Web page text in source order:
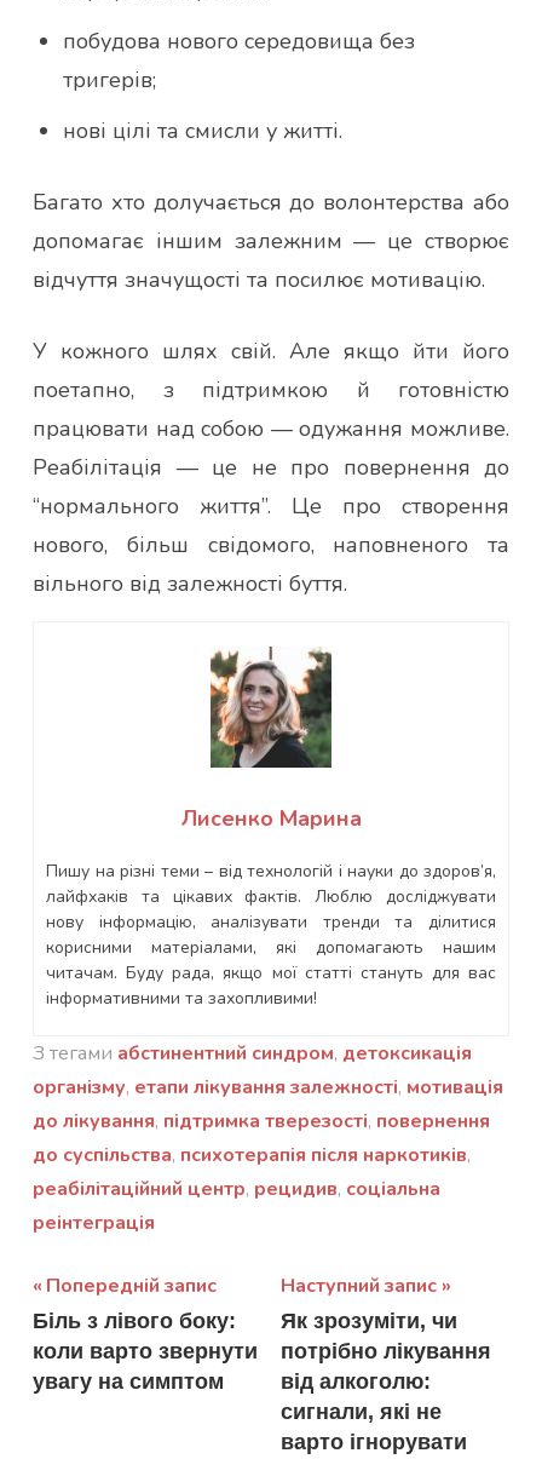
побудова нового середовища без
тригерів;
нові цілі та смисли у житті.
Багато хто долучається до волонтерства або
допомагає іншим залежним — це створює
відчуття значущості та посилює мотивацію.
У кожного шлях свій. Але якщо йти його
поетапно, з підтримкою й готовністю
працювати над собою — одужання можливе.
Реабілітація — це не про повернення до
“нормального життя”. Це про створення
нового, більш свідомого, наповненого та
вільного від залежності буття.
Лисенко Марина
Пишу на різні теми – від технологій і науки до здоров’я,
лайфхаків та цікавих фактів. Люблю досліджувати
нову інформацію, аналізувати тренди та ділитися
корисними матеріалами, які допомагають нашим
читачам. Буду рада, якщо мої статті стануть для вас
інформативними та захопливими!
З тегами абстинентний синдром, детоксикація
організму, етапи лікування залежності, мотивація
до лікування, підтримка тверезості, повернення
до суспільства, психотерапія після наркотиків,
реабілітаційний центр, рецидив, соціальна
реінтеграція
Навігація
записів
Попередній запис
Біль з лівого боку:
коли варто звернути
увагу на симптом
Наступний запис
Як зрозуміти, чи
потрібно лікування
від алкоголю:
сигнали, які не
варто ігнорувати